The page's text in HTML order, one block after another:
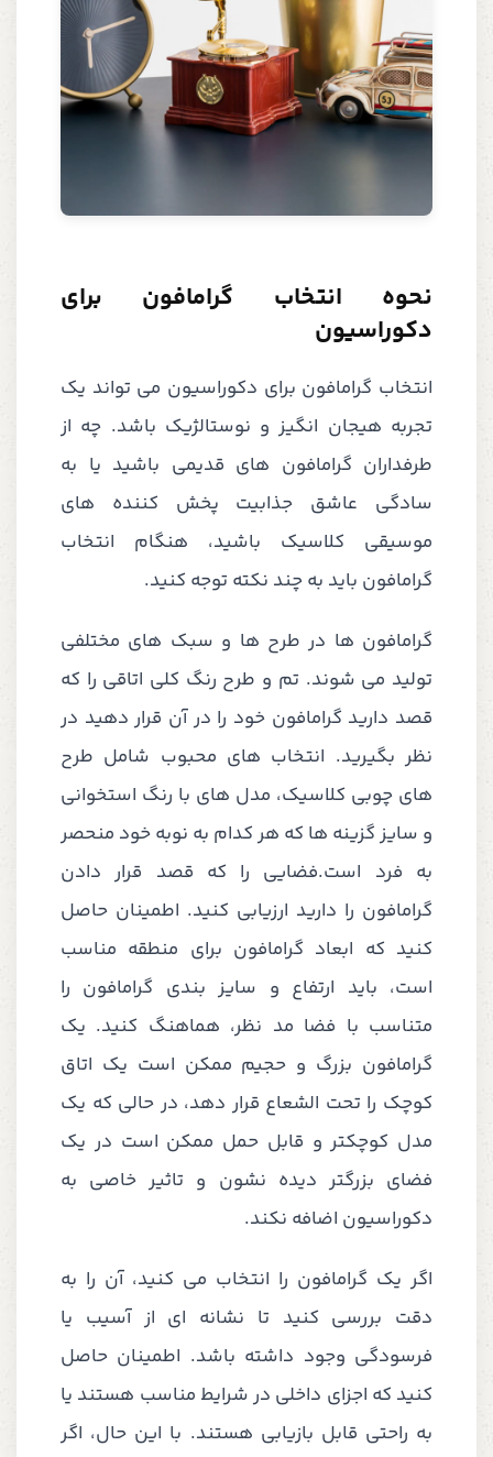
نحوه انتخاب گرامافون برای
دکوراسیون
انتخاب گرامافون برای دکوراسیون می تواند یک
تجربه هیجان انگیز و نوستالژیک باشد. چه از
طرفداران گرامافون های قدیمی باشید یا به
سادگی عاشق جذابیت پخش کننده های
موسیقی کلاسیک باشید، هنگام انتخاب
گرامافون باید به چند نکته توجه کنید.
گرامافون ها در طرح ها و سبک های مختلفی
تولید می شوند. تم و طرح رنگ کلی اتاقی را که
قصد دارید گرامافون خود را در آن قرار دهید در
نظر بگیرید. انتخاب های محبوب شامل طرح
های چوبی کلاسیک، مدل های با رنگ استخوانی
و سایز گزینه ها که هر کدام به نوبه خود منحصر
به فرد است.فضایی را که قصد قرار دادن
گرامافون را دارید ارزیابی کنید. اطمینان حاصل
کنید که ابعاد گرامافون برای منطقه مناسب
است، باید ارتفاع و سایز بندی گرامافون را
متناسب با فضا مد نظر، هماهنگ کنید. یک
گرامافون بزرگ و حجیم ممکن است یک اتاق
کوچک را تحت الشعاع قرار دهد، در حالی که یک
مدل کوچکتر و قابل حمل ممکن است در یک
فضای بزرگتر دیده نشون و تاثیر خاصی به
دکوراسیون اضافه نکند.
اگر یک گرامافون را انتخاب می کنید، آن را به
دقت بررسی کنید تا نشانه ای از آسیب یا
فرسودگی وجود داشته باشد. اطمینان حاصل
کنید که اجزای داخلی در شرایط مناسب هستند یا
به راحتی قابل بازیابی هستند. با این حال، اگر